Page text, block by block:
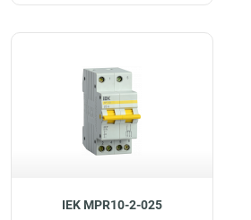
IEK MPR10-2-025